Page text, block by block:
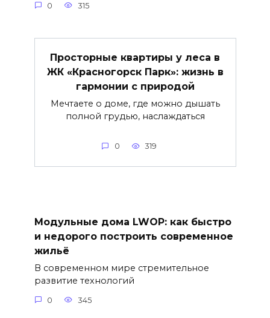
0 315
Просторные квартиры у леса в
ЖК «Красногорск Парк»: жизнь в
гармонии с природой
Мечтаете о доме, где можно дышать
полной грудью, наслаждаться
0 319
Модульные дома LWOP: как быстро
и недорого построить современное
жильё
В современном мире стремительное
развитие технологий
0 345